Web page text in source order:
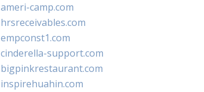
ameri-camp.com
hrsreceivables.com
empconst1.com
cinderella-support.com
bigpinkrestaurant.com
inspirehuahin.com